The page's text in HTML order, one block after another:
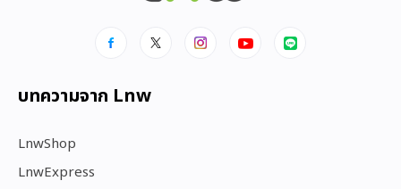
บทความจาก Lnw
LnwShop
LnwExpress